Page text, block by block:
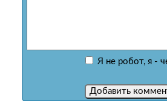
Я не робот, я -